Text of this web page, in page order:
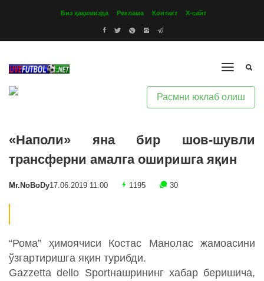
Биз ҳақимизда Реклама Контакт Х-сайт
Расмни юклаб олиш
«Наполи» яна бир шов-шувли
трансферни амалга оширишга яқин
Mr.NoBoDy17.06.2019 11:00 1195 30
“Рома” ҳимоячиси Костас Манолас жамоасини
ўзгартиришга яқин турибди.
Gazzetta dello Sportнашрининг хабар беришича,